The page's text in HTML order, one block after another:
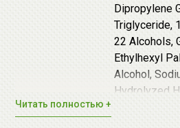
массы, которые способны
роговой слой кожи, работают
так и в клетках. Комплекс
барьер, препятствующий
структуру, способствует
сокращает мелкие морщинки,
нежной.
Dipropylene
Triglyceride,
22 Alcohols,
Ethylhexyl
Alcohol,
Hydrolyzed
Читать полностью +